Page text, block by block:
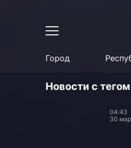
Город
Новости с
04:43
30